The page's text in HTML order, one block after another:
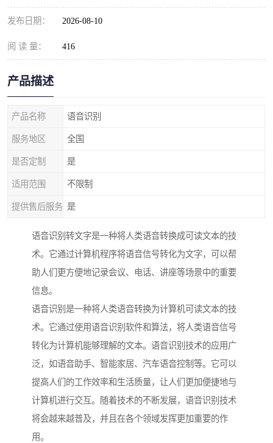
发布日期： 2026-08-10
阅 读 量： 416
产品描述
产品名称 语音识别
服务地区 全国
是否定制 是
适用范围 不限制
提供售后服务 是
语音识别转文字是一种将人类语音转换成可读文本的技
术。它通过计算机程序将语音信号转化为文字，可以帮
助人们更方便地记录会议、电话、讲座等场景中的重要
信息。
语音识别是一种将人类语音转换为计算机可读文本的技
术。它通过使用语音识别软件和算法，将人类语音信号
转化为计算机能够理解的文本。语音识别技术的应用广
泛，如语音助手、智能家居、汽车语音控制等。它可以
提高人们的工作效率和生活质量，让人们更加便捷地与
计算机进行交互。随着技术的不断发展，语音识别技术
将会越来越普及，并且在各个领域发挥更加重要的作
用。